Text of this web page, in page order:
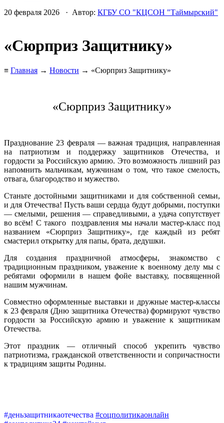
20 февраля 2026 · Автор: КГБУ СО "КЦСОН "Таймырский"
«Сюрприз Защитнику»
≡ Главная → Новости → «Сюрприз Защитнику»
«Сюрприз Защитнику»
Празднование 23 февраля — важная традиция, направленная
на патриотизм и поддержку защитников Отечества, и
гордости за Российскую армию. Это возможность лишний раз
напомнить мальчикам, мужчинам о том, что такое смелость,
отвага, благородство и мужество.
Станьте достойными защитниками и для собственной семьи,
и для Отечества! Пусть ваши сердца будут добрыми, поступки
— смелыми, решения — справедливыми, а удача сопутствует
во всём! С такого поздравления мы начали мастер-класс под
названием «Сюрприз Защитнику», где каждый из ребят
смастерил открытку для папы, брата, дедушки.
Для создания праздничной атмосферы, знакомство с
традиционным праздником, уважение к военному делу мы с
ребятами оформили в нашем фойе выставку, посвященной
нашим мужчинам.
Совместно оформленные выставки и дружные мастер-классы
к 23 февраля (Дню защитника Отечества) формируют чувство
гордости за Российскую армию и уважение к защитникам
Отечества.
Этот праздник — отличный способ укрепить чувство
патриотизма, гражданской ответственности и сопричастности
к традициям защиты Родины.
#деньзащитникаотечества #соцполитикаонлайн